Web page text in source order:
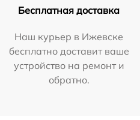
Бесплатная доставка
Наш курьер в Ижевске
бесплатно доставит ваше
устройство на ремонт и
обратно.